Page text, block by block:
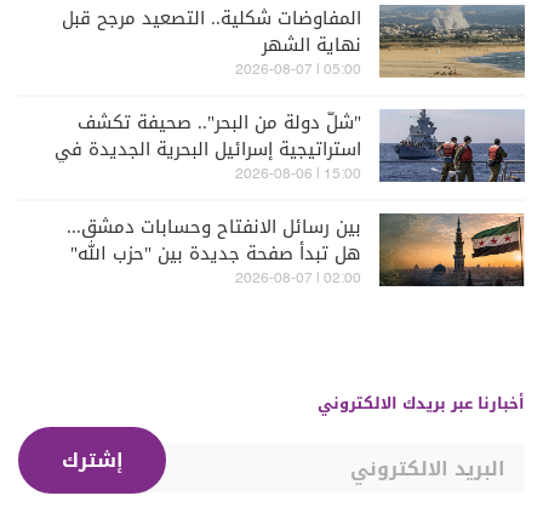
المفاوضات شكلية.. التصعيد مرجح قبل
نهاية الشهر
05:00 | 2026-08-07
"شلّ دولة من البحر".. صحيفة تكشف
استراتيجية إسرائيل البحرية الجديدة في
مواجهة "حزب الله"
15:00 | 2026-08-06
بين رسائل الانفتاح وحسابات دمشق...
هل تبدأ صفحة جديدة بين "حزب الله"
وسوريا - الشرع؟
02:00 | 2026-08-07
أخبارنا عبر بريدك الالكتروني
إشترك